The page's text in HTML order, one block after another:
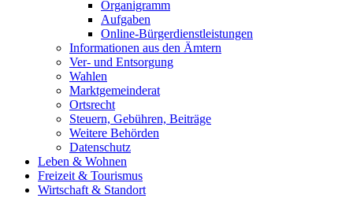
Organigramm
Aufgaben
Online-Bürgerdienstleistungen
Informationen aus den Ämtern
Ver- und Entsorgung
Wahlen
Marktgemeinderat
Ortsrecht
Steuern, Gebühren, Beiträge
Weitere Behörden
Datenschutz
Leben & Wohnen
Freizeit & Tourismus
Wirtschaft & Standort